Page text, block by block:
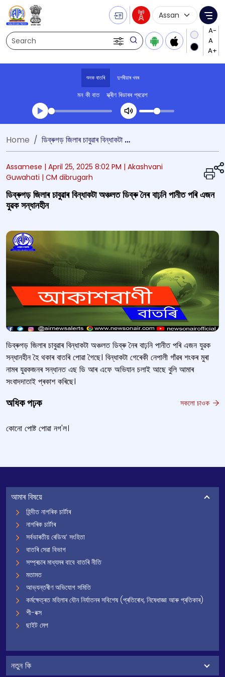
Search
Language
শুনক বাতৰি দুপৰীয়াৰ খবৰ
মন কী বাত স্ক্ৰীণ ৰিডাৰৰ প্ৰৱেশ
Transcript summary
খেলা অডিঅ' দুপৰীয়াৰ খবৰ
Home ডিব্ৰুগড় জিলাৰ চাবুৱাৰ বিন্ধাকটা অঞ্চলত ডিব্ৰু নৈৰ বাঢ়নি পানীত পৰি এজন যুৱক সন্ধানহীন
Assamese | April 25, 2025 8:02 PM | Akashvani
Guwahati | CM dibrugarh
ডিব্ৰুগড় জিলাৰ চাবুৱাৰ বিন্ধাকটা অঞ্চলত ডিব্ৰু নৈৰ বাঢ়নি পানীত পৰি এজন
যুৱক সন্ধানহীন
ডিব্ৰুগড় জিলাৰ চাবুৱাৰ বিন্ধাকটা অঞ্চলত ডিব্ৰু নৈৰ বাঢ়নি পানীত পৰি এজন যুৱক
সন্ধানহীন হৈ থকাৰ বাতৰি পোৱা গৈছে। বিন্ধাকটা গেৰেকী নেপালী গাঁৱৰ শংকৰ মুৰা
নামৰ যুৱকজনৰ সন্ধানত এছ ডি আৰ এফে অভিযান চলাই আছে বুলি আমাৰ
সংবাদদাতাই প্ৰকাশ কৰিছে।
অধিক পঢ়ক সকলো চাওক
কোনো পোষ্ট পোৱা নগ'ল।
আমাৰ বিষয়ে
হিন্দীত নাগৰিক চাৰ্টাৰ
নাগৰিক চাৰ্টাৰ
সৰ্বভাৰতীয় ৰেডিঅ’ সংহিতা
বাতৰি সেৱা বিভাগ
সম্প্ৰচাৰ মাধ্যমৰ বাবে বাতৰি নীতি
মতামত
আভ্যন্তৰীণ অভিযোগ সমিতি
কৰ্মক্ষেত্ৰত মহিলাৰ যৌন নিৰ্যাতনৰ সবিশেষ (প্ৰতিৰোধ, নিষেধাজ্ঞা আৰু প্ৰতিকাৰ)
শী-বক্স
ছাইট মেপ
নতুন কি